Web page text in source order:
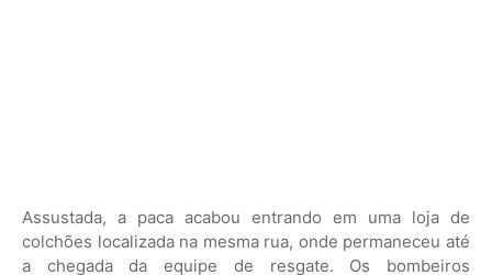
Assustada, a paca acabou entrando em uma loja de
colchões localizada na mesma rua, onde permaneceu até
a chegada da equipe de resgate. Os bombeiros